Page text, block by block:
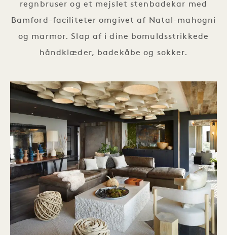
regnbruser og et mejslet stenbadekar med
Bamford-faciliteter omgivet af Natal-mahogni
og marmor. Slap af i dine bomuldsstrikkede
håndklæder, badekåbe og sokker.